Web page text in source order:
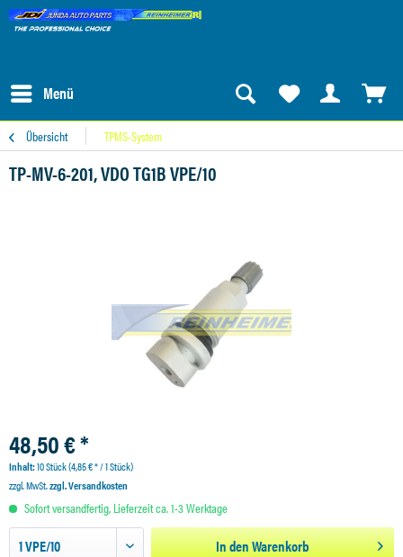
Menü
Übersicht TPMS-System
TP-MV-6-201, VDO TG1B VPE/10
48,50 € *
Inhalt:10 Stück (4,85 € * / 1 Stück)
zzgl. MwSt.zzgl. Versandkosten
Sofort versandfertig, Lieferzeit ca. 1-3 Werktage
In denWarenkorb